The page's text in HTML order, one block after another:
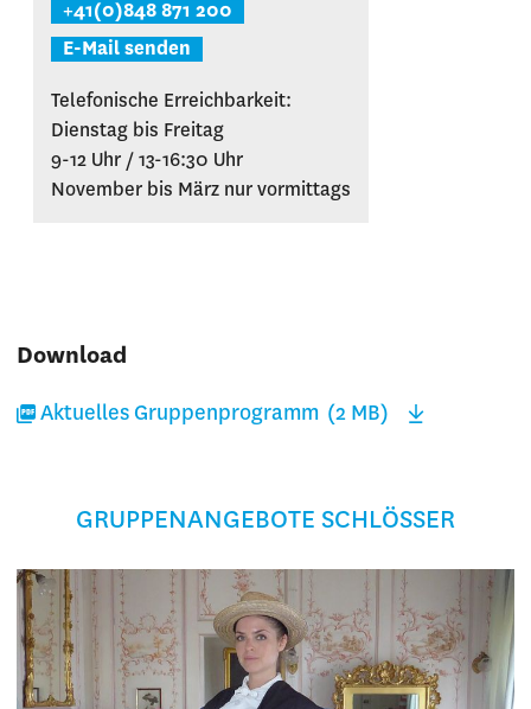
+41(0)848 871 200
E-Mail senden
Telefonische Erreichbarkeit:
Dienstag bis Freitag
9-12 Uhr / 13-16:30 Uhr
November bis März nur vormittags
Download
Aktuelles Gruppenprogramm (2 MB)
GRUPPENANGEBOTE SCHLÖSSER